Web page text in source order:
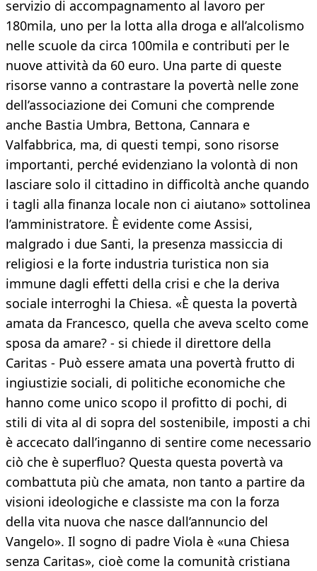
servizio di accompagnamento al lavoro per
180mila, uno per la lotta alla droga e all’alcolismo
nelle scuole da circa 100mila e contributi per le
nuove attività da 60 euro. Una parte di queste
risorse vanno a contrastare la povertà nelle zone
dell’associazione dei Comuni che comprende
anche Bastia Umbra, Bettona, Cannara e
Valfabbrica, ma, di questi tempi, sono risorse
importanti, perché evidenziano la volontà di non
lasciare solo il cittadino in difficoltà anche quando
i tagli alla finanza locale non ci aiutano» sottolinea
l’amministratore. È evidente come Assisi,
malgrado i due Santi, la presenza massiccia di
religiosi e la forte industria turistica non sia
immune dagli effetti della crisi e che la deriva
sociale interroghi la Chiesa. «È questa la povertà
amata da Francesco, quella che aveva scelto come
sposa da amare? - si chiede il direttore della
Caritas - Può essere amata una povertà frutto di
ingiustizie sociali, di politiche economiche che
hanno come unico scopo il profitto di pochi, di
stili di vita al di sopra del sostenibile, imposti a chi
è accecato dall’inganno di sentire come necessario
ciò che è superfluo? Questa questa povertà va
combattuta più che amata, non tanto a partire da
visioni ideologiche e classiste ma con la forza
della vita nuova che nasce dall’annuncio del
Vangelo». Il sogno di padre Viola è «una Chiesa
senza Caritas», cioè come la comunità cristiana